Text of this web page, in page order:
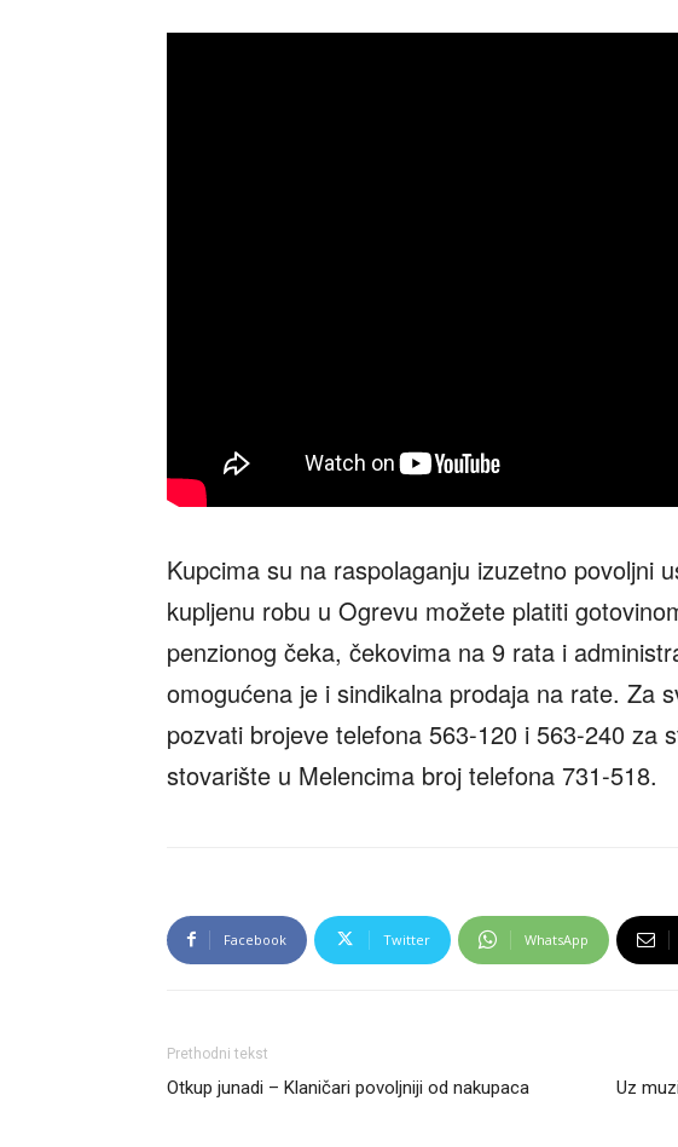
Kupcima su na raspolaganju izuzetno povoljni
kupljenu robu u Ogrevu možete platiti
penzionog čeka, čekovima na 9 rata i
omogućena je i sindikalna prodaja na rate. Za
pozvati brojeve telefona 563-120 i 563-240 za
stovarište u Melencima broj telefona 731-518.
Facebook Twitter WhatsApp
Prethodni tekst
Otkup junadi – Klaničari povoljniji od nakupaca Uz